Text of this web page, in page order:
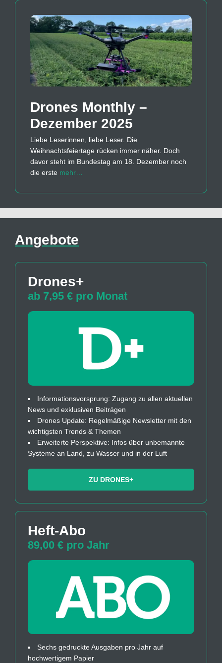
Drones Monthly –
Dezember 2025
Liebe Leserinnen, liebe Leser. Die
Weihnachtsfeiertage rücken immer näher. Doch
davor steht im Bundestag am 18. Dezember noch
die erste mehr…
Angebote
Drones+
ab 7,95 € pro Monat
Informationsvorsprung: Zugang zu allen aktuellen
News und exklusiven Beiträgen
Drones Update: Regelmäßige Newsletter mit den
wichtigsten Trends & Themen
Erweiterte Perspektive: Infos über unbemannte
Systeme an Land, zu Wasser und in der Luft
ZU DRONES+
Heft-Abo
89,00 € pro Jahr
Sechs gedruckte Ausgaben pro Jahr auf
hochwertigem Papier